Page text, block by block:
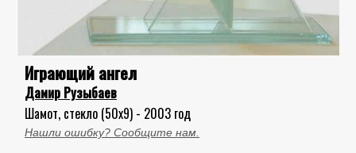
Играющий ангел
Дамир Рузыбаев
Шамот, стекло (50x9) - 2003 год
Нашли ошибку? Сообщите нам.